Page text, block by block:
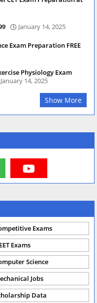
January 14, 2025
Exam Preparation FREE
Physiology Exam
January 14, 2025
Show More
Exams
Exams
Science
Jobs
Data